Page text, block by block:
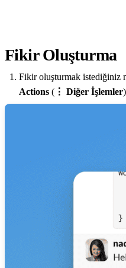
Fikir Oluşturma
Fikir oluşturmak istediğiniz
Actions ( ⋮ Diğer İşlemler